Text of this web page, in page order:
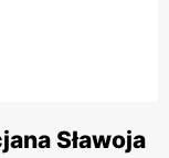
Sławoja